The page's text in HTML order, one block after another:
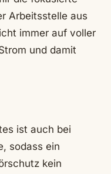
Arbeitsstelle aus
immer auf voller
und damit
ist auch bei
sodass ein
kein